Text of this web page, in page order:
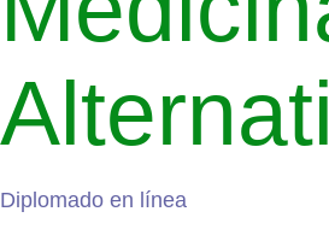
Diplomado en línea